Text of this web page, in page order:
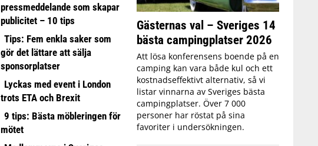
pressmeddelande som skapar
publicitet – 10 tips
Tips: Fem enkla saker som
gör det lättare att sälja
sponsorplatser
Lyckas med event i London
trots ETA och Brexit
9 tips: Bästa möbleringen för
mötet
Gästernas val – Sveriges 14
bästa campingplatser 2026
Att lösa konferensens boende på en
camping kan vara både kul och ett
kostnadseffektivt alternativ, så vi
listar vinnarna av Sveriges bästa
campingplatser. Över 7 000
personer har röstat på sina
favoriter i undersökningen.